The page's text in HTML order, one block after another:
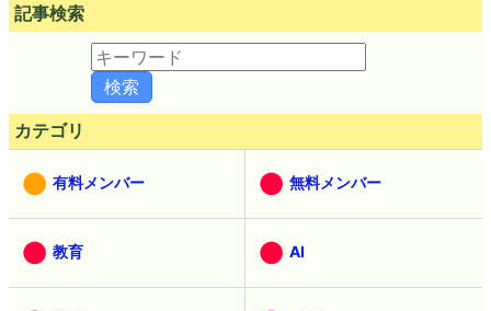
記事検索
カテゴリ
有料メンバー 無料メンバー
教育 AI